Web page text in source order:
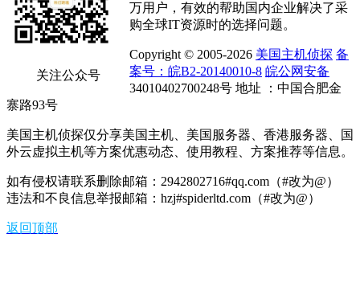
关注公众号
万用户，有效的帮助国内企业解决了采
购全球IT资源时的选择问题。
Copyright © 2005-2026 美国主机侦探 备
案号：皖B2-20140010-8 皖公网安备
34010402700248号 地址 ：中国合肥金
寨路93号
美国主机侦探仅分享美国主机、美国服务器、香港服务器、国
外云虚拟主机等方案优惠动态、使用教程、方案推荐等信息。
如有侵权请联系删除邮箱：2942802716#qq.com（#改为@）
违法和不良信息举报邮箱：hzj#spiderltd.com（#改为@）
返回顶部